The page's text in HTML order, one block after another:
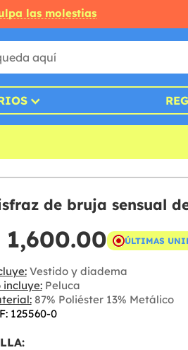
las molestias
de bruja sensual
1,600.00 ÚLTIMAS
Vestido y diadema
incluye:Peluca
87% Poliéster 13% Metálico
125560-0